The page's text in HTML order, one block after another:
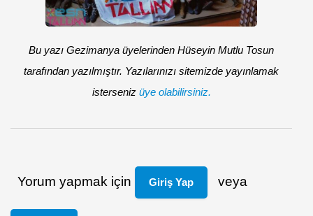
Bu yazı Gezimanya üyelerinden Hüseyin Mutlu Tosun
tarafından yazılmıştır. Yazılarınızı sitemizde yayınlamak
isterseniz üye olabilirsiniz.
Yorum yapmak için Giriş Yap veya